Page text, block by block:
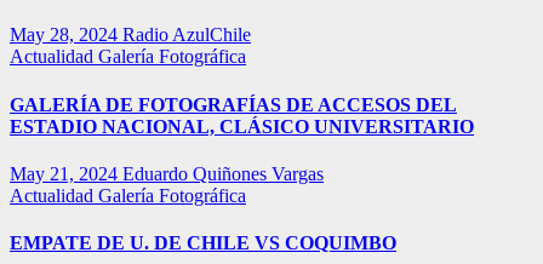
May 28, 2024 Radio AzulChile
Actualidad Galería Fotográfica
GALERÍA DE FOTOGRAFÍAS DE ACCESOS DEL
ESTADIO NACIONAL, CLÁSICO UNIVERSITARIO
May 21, 2024 Eduardo Quiñones Vargas
Actualidad Galería Fotográfica
EMPATE DE U. DE CHILE VS COQUIMBO